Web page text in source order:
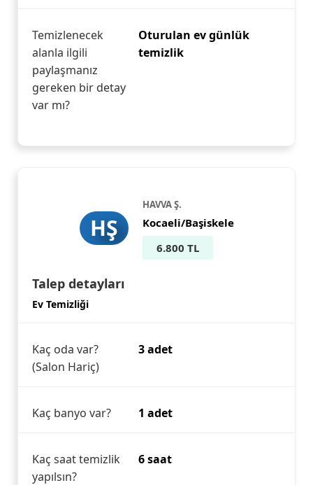
Temizlenecek
alanla ilgili
paylaşmanız
gereken bir detay
var mı?
Oturulan ev günlük
temizlik
HŞ
HAVVA Ş.
Kocaeli/Başiskele
6.800 TL
Talep detayları
Ev Temizliği
Kaç oda var?
(Salon Hariç)
3 adet
Kaç banyo var? 1 adet
Kaç saat temizlik
yapılsın?
6 saat